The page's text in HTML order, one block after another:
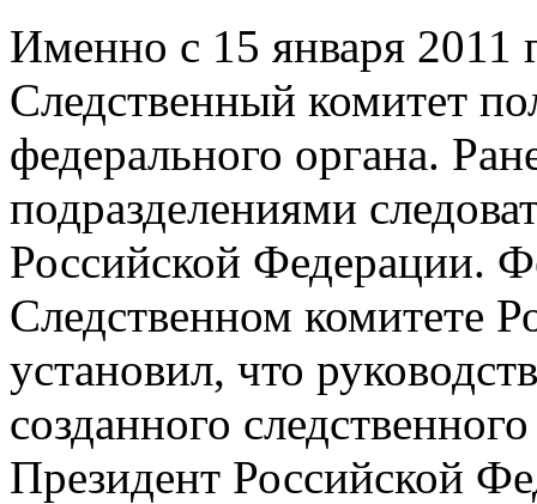
Именно с 15 января 2011
Следственный комитет
федерального органа.
подразделениями
Российской Федерации.
Следственном комитете
установил, что
созданного
Президент Российской